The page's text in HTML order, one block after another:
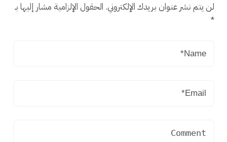
لن يتم نشر عنوان بريدك الإلكتروني. الحقول الإلزامية مشار إليها بـ
*